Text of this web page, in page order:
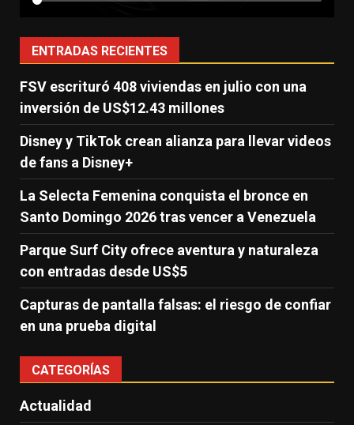
ENTRADAS RECIENTES
FSV escrituró 408 viviendas en julio con una
inversión de US$12.43 millones
Disney y TikTok crean alianza para llevar videos
de fans a Disney+
La Selecta Femenina conquista el bronce en
Santo Domingo 2026 tras vencer a Venezuela
Parque Surf City ofrece aventura y naturaleza
con entradas desde US$5
Capturas de pantalla falsas: el riesgo de confiar
en una prueba digital
CATEGORÍAS
Actualidad